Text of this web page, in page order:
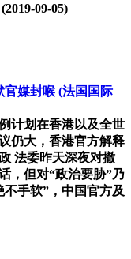
(2019-09-05)
官媒封喉 (法国国际
计划在香港以及全世
仍大，香港官方解释
法委昨天深夜对撤
，但对“政治要胁”乃
手软”，中国官方及